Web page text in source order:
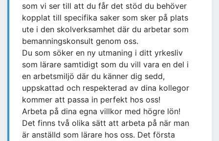
som vi ser till att du får det stöd du behöver
kopplat till specifika saker som sker på plats
ute i den skolverksamhet där du arbetar som
bemanningskonsult genom oss.
Du som söker en ny utmaning i ditt yrkesliv
som lärare samtidigt som du vill vara en del i
en arbetsmiljö där du känner dig sedd,
uppskattad och respekterad av dina kollegor
kommer att passa in perfekt hos oss!
Arbeta på dina egna villkor med högre lön!
Det finns två olika sätt att arbeta på när man
är anställd som lärare hos oss. Det första